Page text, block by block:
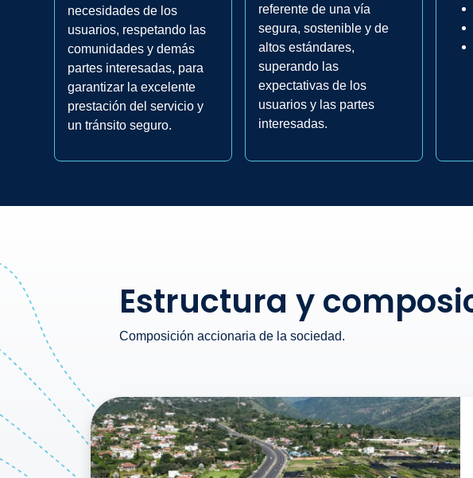
necesidades de los
usuarios, respetando las
comunidades y demás
partes interesadas, para
garantizar la excelente
prestación del servicio y
un tránsito seguro.
referente de una vía
segura, sostenible y de
altos estándares,
superando las
expectativas de los
usuarios y las partes
interesadas.
Estructura y
Composición accionaria de la sociedad.